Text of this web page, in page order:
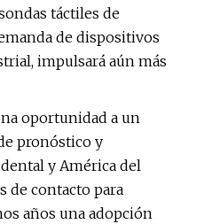
táctiles de
de dispositivos
impulsará aún más
oportunidad a un
pronóstico y
y América del
de contacto para
años una adopción